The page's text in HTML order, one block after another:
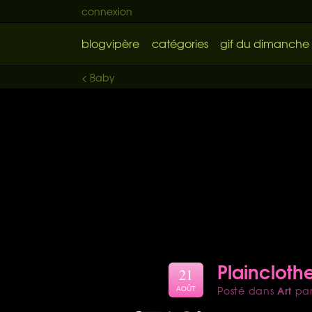
connexion
blogvipère catégories gif du dimanche
< Baby
Posté dansArt par
21
AOÛT